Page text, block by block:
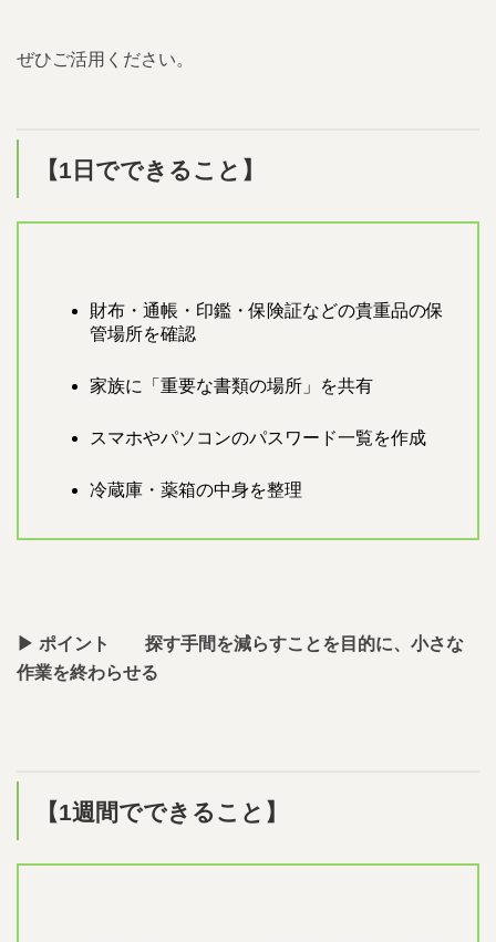
ぜひご活用ください。
【1日でできること】
財布・通帳・印鑑・保険証などの貴重品の保
管場所を確認
家族に「重要な書類の場所」を共有
スマホやパソコンのパスワード一覧を作成
冷蔵庫・薬箱の中身を整理
▶︎ ポイント 探す手間を減らすことを目的に、小さな
作業を終わらせる
【1週間でできること】